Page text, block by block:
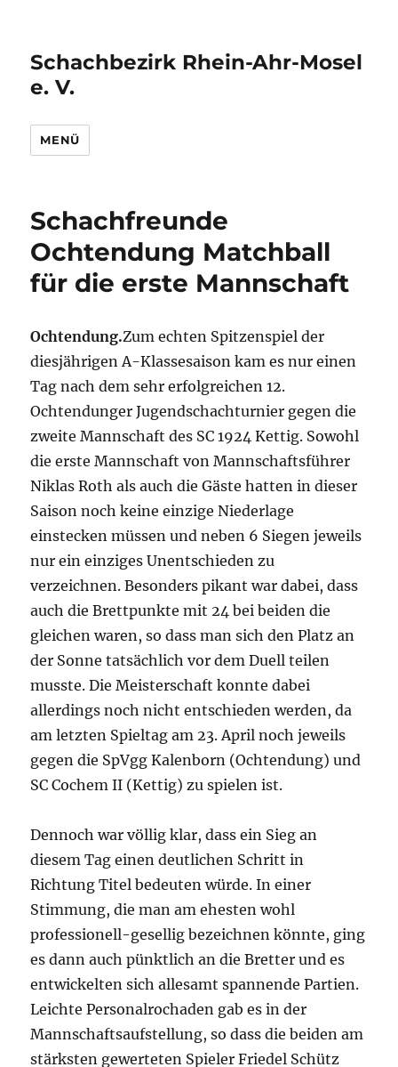
Schachbezirk Rhein-Ahr-Mosel
e. V.
MENÜ
Schachfreunde
Ochtendung Matchball
für die erste Mannschaft
Ochtendung.Zum echten Spitzenspiel der
diesjährigen A-Klassesaison kam es nur einen
Tag nach dem sehr erfolgreichen 12.
Ochtendunger Jugendschachturnier gegen die
zweite Mannschaft des SC 1924 Kettig. Sowohl
die erste Mannschaft von Mannschaftsführer
Niklas Roth als auch die Gäste hatten in dieser
Saison noch keine einzige Niederlage
einstecken müssen und neben 6 Siegen jeweils
nur ein einziges Unentschieden zu
verzeichnen. Besonders pikant war dabei, dass
auch die Brettpunkte mit 24 bei beiden die
gleichen waren, so dass man sich den Platz an
der Sonne tatsächlich vor dem Duell teilen
musste. Die Meisterschaft konnte dabei
allerdings noch nicht entschieden werden, da
am letzten Spieltag am 23. April noch jeweils
gegen die SpVgg Kalenborn (Ochtendung) und
SC Cochem II (Kettig) zu spielen ist.
Dennoch war völlig klar, dass ein Sieg an
diesem Tag einen deutlichen Schritt in
Richtung Titel bedeuten würde. In einer
Stimmung, die man am ehesten wohl
professionell-gesellig bezeichnen könnte, ging
es dann auch pünktlich an die Bretter und es
entwickelten sich allesamt spannende Partien.
Leichte Personalrochaden gab es in der
Mannschaftsaufstellung, so dass die beiden am
stärksten gewerteten Spieler Friedel Schütz